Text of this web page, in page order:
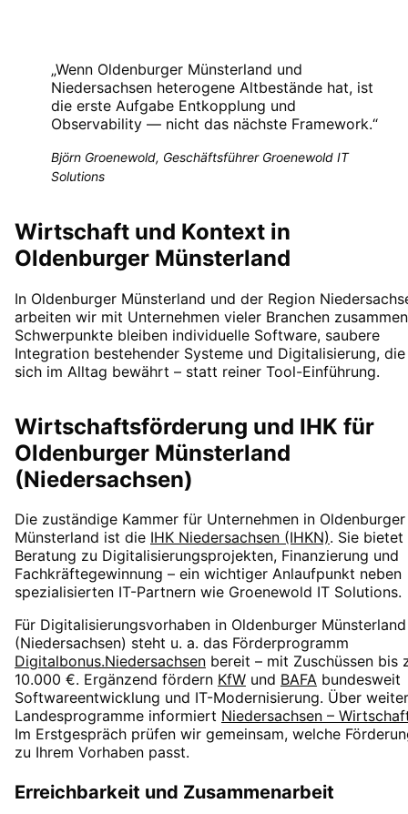
„Wenn Oldenburger Münsterland und
Niedersachsen heterogene Altbestände hat, ist
die erste Aufgabe Entkopplung und
Observability — nicht das nächste Framework.“
Björn Groenewold, Geschäftsführer Groenewold IT
Solutions
Wirtschaft und Kontext in
Oldenburger Münsterland
In Oldenburger Münsterland und der Region
arbeiten wir mit Unternehmen vieler Branchen
Schwerpunkte bleiben individuelle Software, saubere
Integration bestehender Systeme und Digitalisierung, die
sich im Alltag bewährt – statt reiner Tool-Einführung.
Wirtschaftsförderung und IHK für
Oldenburger Münsterland
(Niedersachsen)
Die zuständige Kammer für Unternehmen in Oldenburger
Münsterland ist die IHK Niedersachsen (IHKN). Sie bietet
Beratung zu Digitalisierungsprojekten, Finanzierung und
Fachkräftegewinnung – ein wichtiger Anlaufpunkt neben
spezialisierten IT-Partnern wie Groenewold IT Solutions.
Für Digitalisierungsvorhaben in Oldenburger Münsterland
(Niedersachsen) steht u. a. das Förderprogramm
Digitalbonus.Niedersachsen bereit – mit Zuschüssen bis
10.000 €. Ergänzend fördern KfW und BAFA bundesweit
Softwareentwicklung und IT-Modernisierung. Über
Landesprogramme informiert Niedersachsen –
Im Erstgespräch prüfen wir gemeinsam, welche
zu Ihrem Vorhaben passt.
Erreichbarkeit und Zusammenarbeit